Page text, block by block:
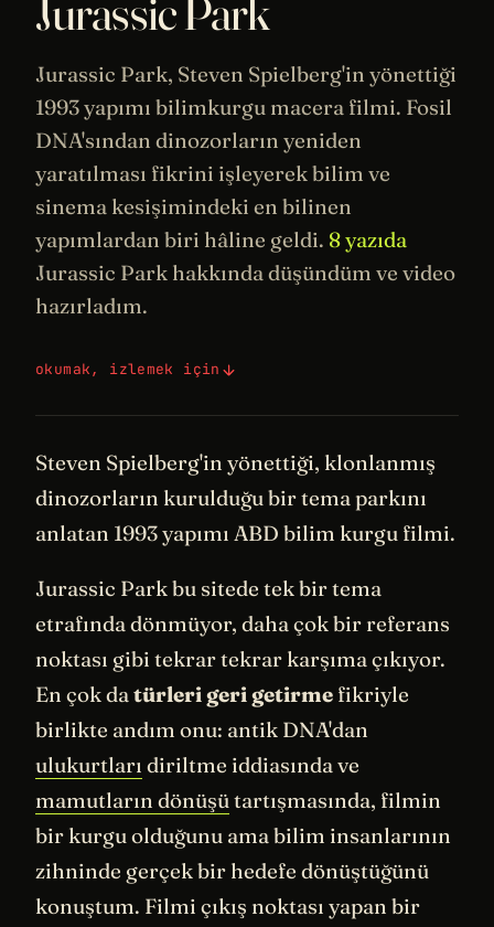
Jurassic Park
Jurassic Park, Steven Spielberg'in yönettiği
1993 yapımı bilimkurgu macera filmi. Fosil
DNA'sından dinozorların yeniden
yaratılması fikrini işleyerek bilim ve
sinema kesişimindeki en bilinen
yapımlardan biri hâline geldi. 8 yazıda
Jurassic Park hakkında düşündüm ve video
hazırladım.
okumak, izlemek için
Steven Spielberg'in yönettiği, klonlanmış
dinozorların kurulduğu bir tema parkını
anlatan 1993 yapımı ABD bilim kurgu filmi.
Jurassic Park bu sitede tek bir tema
etrafında dönmüyor, daha çok bir referans
noktası gibi tekrar tekrar karşıma çıkıyor.
En çok datürleri geri getirme fikriyle
birlikte andım onu: antik DNA'dan
ulukurtları diriltme iddiasında ve
mamutların dönüşütartışmasında, filmin
bir kurgu olduğunu ama bilim insanlarının
zihninde gerçek bir hedefe dönüştüğünü
konuştum. Filmi çıkış noktası yapan bir